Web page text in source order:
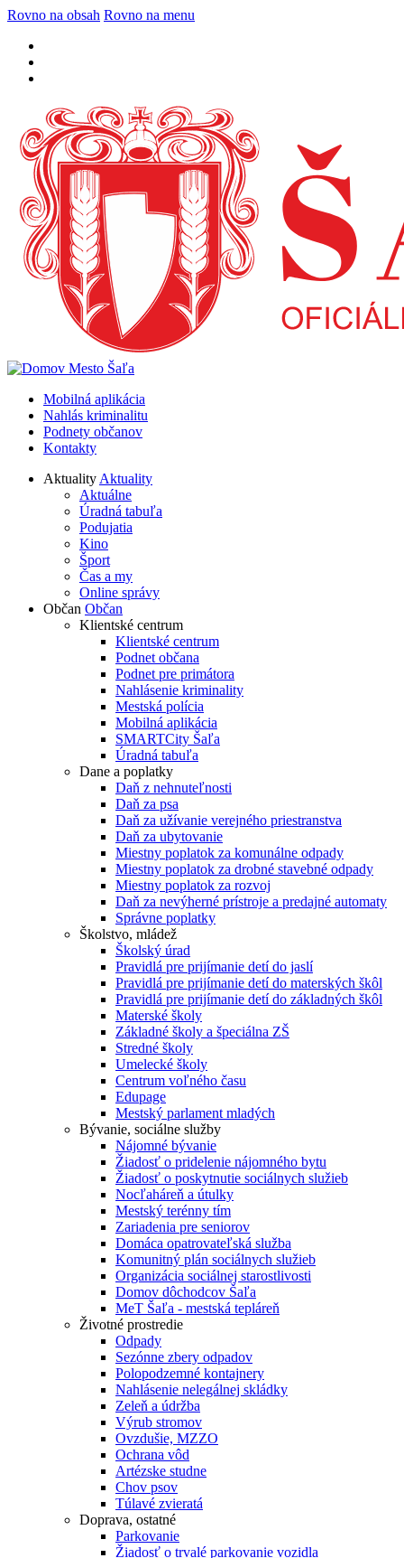
Rovno na obsah Rovno na menu
Mobilná aplikácia
Nahlás kriminalitu
Podnety občanov
Kontakty
AktualityAktuality
Aktuálne
Úradná tabuľa
Podujatia
Kino
Šport
Čas a my
Online správy
Občan Občan
Klientské centrum
Klientské centrum
Podnet občana
Podnet pre primátora
Nahlásenie kriminality
Mestská polícia
Mobilná aplikácia
SMARTCity Šaľa
Úradná tabuľa
Dane a poplatky
Daň z nehnuteľnosti
Daň za psa
Daň za užívanie verejného priestranstva
Daň za ubytovanie
Miestny poplatok za komunálne odpady
Miestny poplatok za drobné stavebné odpady
Miestny poplatok za rozvoj
Daň za nevýherné prístroje a predajné automaty
Správne poplatky
Školstvo, mládež
Školský úrad
Pravidlá pre prijímanie detí do jaslí
Pravidlá pre prijímanie detí do materských škôl
Pravidlá pre prijímanie detí do základných škôl
Materské školy
Základné školy a špeciálna ZŠ
Stredné školy
Umelecké školy
Centrum voľného času
Edupage
Mestský parlament mladých
Bývanie, sociálne služby
Nájomné bývanie
Žiadosť o pridelenie nájomného bytu
Žiadosť o poskytnutie sociálnych služieb
Nocľaháreň a útulky
Mestský terénny tím
Zariadenia pre seniorov
Domáca opatrovateľská služba
Komunitný plán sociálnych služieb
Organizácia sociálnej starostlivosti
Domov dôchodcov Šaľa
MeT Šaľa - mestská tepláreň
Životné prostredie
Odpady
Sezónne zbery odpadov
Polopodzemné kontajnery
Nahlásenie nelegálnej skládky
Zeleň a údržba
Výrub stromov
Ovzdušie, MZZO
Ochrana vôd
Artézske studne
Chov psov
Túlavé zvieratá
Doprava, ostatné
Parkovanie
Žiadosť o trvalé parkovanie vozidla